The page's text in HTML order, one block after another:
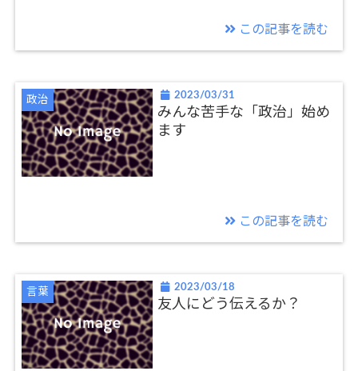
この記事を読む
政治 2023/03/31
みんな苦手な「政治」始め
ます
この記事を読む
言葉 2023/03/18
友人にどう伝えるか？